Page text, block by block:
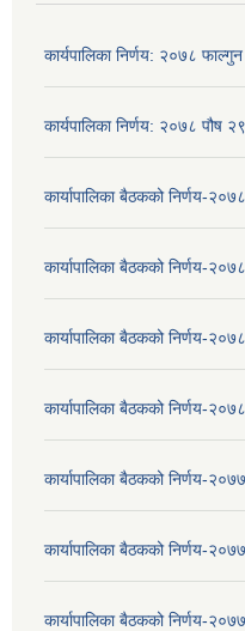
कार्यपालिका निर्णय: २०७८
कार्यपालिका निर्णय: २०७८ पौष २९
कार्यापालिका बैठकको निर्णय-
कार्यापालिका बैठकको निर्णय-
कार्यापालिका बैठकको निर्णय-
कार्यापालिका बैठकको निर्णय-
कार्यापालिका बैठकको निर्णय-
कार्यापालिका बैठकको निर्णय-
कार्यापालिका बैठकको निर्णय-